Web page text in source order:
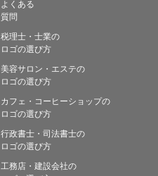
よくある
質問
税理士・士業の
ロゴの選び方
美容サロン・エステの
ロゴの選び方
カフェ・コーヒーショップの
ロゴの選び方
行政書士・司法書士の
ロゴの選び方
工務店・建設会社の